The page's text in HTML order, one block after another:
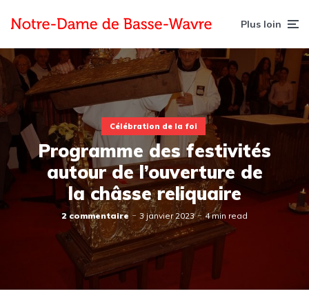
Plus loin
Célébration de la foi
Programme des festivités
autour de l’ouverture de
la châsse reliquaire
2 commentaire 3 janvier 2023 4 min read